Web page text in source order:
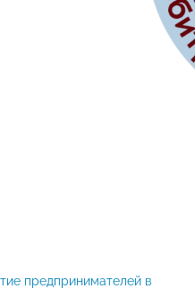
предпринимателей в